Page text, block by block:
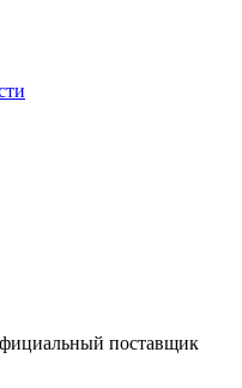
поставщик